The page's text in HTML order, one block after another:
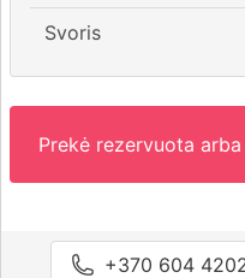
Svoris
Prekė rezervuota
+370 604